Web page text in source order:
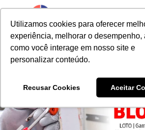
Utilizamos cookies para oferecer
experiência, melhorar o desempenho,
como você interage em nosso site e
personalizar conteúdo.
Recusar Cookies Aceitar